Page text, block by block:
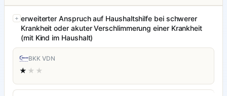
erweiterter Anspruch auf Haushaltshilfe bei schwerer
Krankheit oder akuter Verschlimmerung einer Krankheit
(mit Kind im Haushalt)
BKK VDN
★ ★★